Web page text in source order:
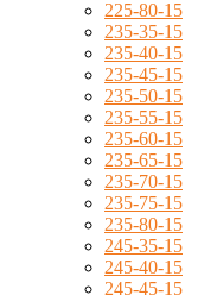
225-80-15
235-35-15
235-40-15
235-45-15
235-50-15
235-55-15
235-60-15
235-65-15
235-70-15
235-75-15
235-80-15
245-35-15
245-40-15
245-45-15